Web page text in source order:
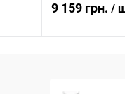
9 159 грн. /